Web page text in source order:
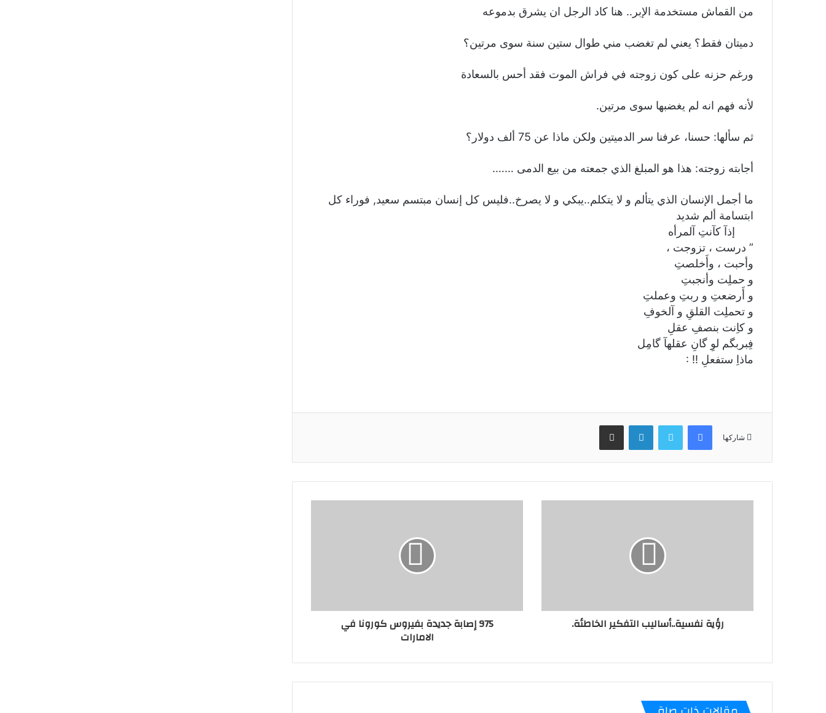
من القماش مستخدمة الإبر.. هنا كاد الرجل ان يشرق بدموعه
دميتان فقط؟ يعني لم تغضب مني طوال ستين سنة سوى مرتين؟
ورغم حزنه على كون زوجته في فراش الموت فقد أحس بالسعادة
لأنه فهم انه لم يغضبها سوى مرتين.
ثم سألها: حسنا، عرفنا سر الدميتين ولكن ماذا عن 75 ألف دولار؟
أجابته زوجته: هذا هو المبلغ الذي جمعته من بيع الدمى …….
ما أجمل الإنسان الذي يتألم و لا يتكلم..يبكي و لا يصرخ..فليس كل إنسان مبتسم سعيد, فوراء كل
ابتسامة ألم شديد
‏ ‏ ‏ ‏ ‏ ‏ إذآ كآنتِ آلمرأه
” درست ، تزوجت ،
وأحبت ، وأَخلصتِ
و حملِت وأنجبتِ
و أَرضعتِ و ربتِ وعملتِ
و تحملِت القلقِ و آلخوفِ
و كاِنت بنصفِ عقلِ
فِبربگم لوِ گانِ عقلهآ گامِل
ماذاِ ستفعلِ !! :
شاركها
فيسبوك تويتر لينكدإن مشاركة عبر البريد
رؤية نفسية..أساليب التفكير الخاطئة. 975 إصابة جديدة بفيروس كورونا في
الامارات